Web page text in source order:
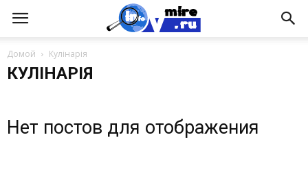
Домой Кулінарія
КУЛІНАРІЯ
Нет постов для отображения